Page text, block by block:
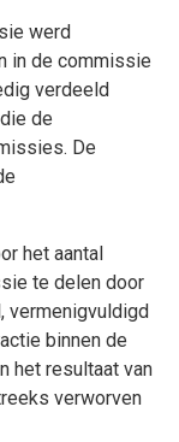
werd
in de commissie
verdeeld
de
De
het aantal
te delen door
vermenigvuldigd
binnen de
het resultaat van
verworven